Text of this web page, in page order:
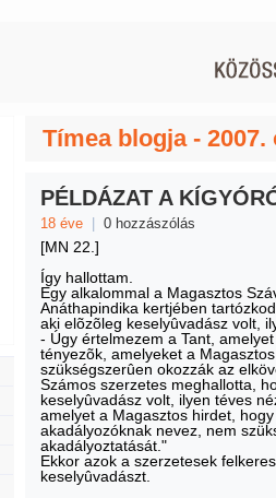
Tímea blogja - 2007.
PÉLDÁZAT A
18 éve 0 hozzászólás
[MN 22.]
Így hallottam.
Egy alkalommal a Magasztos
Anáthapindika kertjében
aki elõzõleg keselyûvadász volt,
- Úgy értelmezem a Tant,
tényezõk, amelyeket a
szükségszerûen okozzák az
Számos szerzetes meghallotta,
keselyûvadász volt, ilyen téves
amelyet a Magasztos hirdet,
akadályozóknak nevez, nem
akadályoztatását."
Ekkor azok a szerzetesek
keselyûvadászt.